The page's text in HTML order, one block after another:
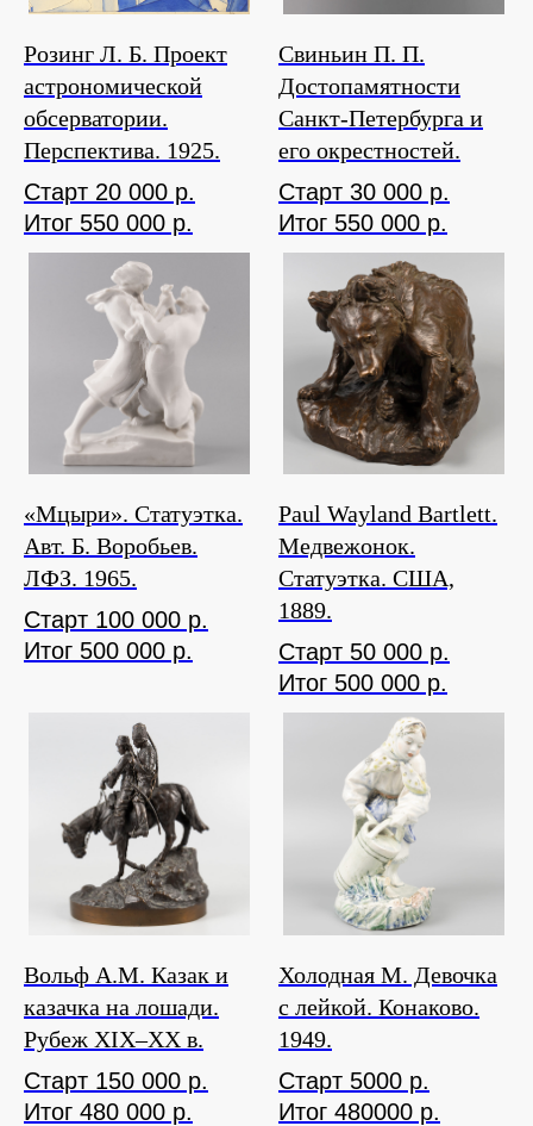
Розинг Л. Б. Проект
астрономической
обсерватории.
Перспектива. 1925.
Старт 20 000 р.
Итог 550 000 р.
Свиньин П. П.
Достопамятности
Санкт-Петербурга и
его окрестностей.
Старт 30 000 р.
Итог 550 000 р.
«Мцыри». Статуэтка.
Авт. Б. Воробьев.
ЛФЗ. 1965.
Старт 100 000 р.
Итог 500 000 р.
Paul Wayland Bartlett.
Медвежонок.
Статуэтка. США,
1889.
Старт 50 000 р.
Итог 500 000 р.
Вольф А.М. Казак и
казачка на лошади.
Рубеж XIX–ХХ в.
Старт 150 000 р.
Итог 480 000 р.
Холодная М. Девочка
с лейкой. Конаково.
1949.
Старт 5000 р.
Итог 480000 р.